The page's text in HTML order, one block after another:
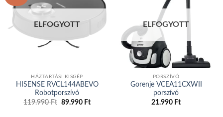
ELFOGYOTT
HÁZTARTÁSI KISGÉP
HISENSE RVCL144ABEVO
Robotporszívó
119.990Ft Original
89.990 Ft
ELFOGYOTT
PORSZÍVÓ
Gorenje VCEA11CXWII
porszívó
21.990 Ft